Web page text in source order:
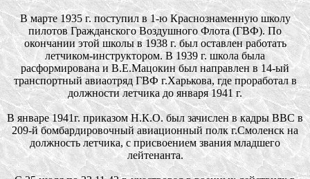
В марте 1935 г. поступил в 1-ю Краснознаменную школу
пилотов Гражданского Воздушного Флота (ГВФ). По
окончании этой школы в 1938 г. был оставлен работать
летчиком-инструктором. В 1939 г. школа была
расформирована и В.Е.Мацокин был направлен в 14-ый
транспортный авиаотряд ГВФ г.Харькова, где проработал в
должности летчика до января 1941 г.
В январе 1941г. приказом Н.К.О. был зачислен в кадры ВВС в
209-й бомбардировочный авиационный полк г.Смоленск на
должность летчика, с присвоением звания младшего
лейтенанта.